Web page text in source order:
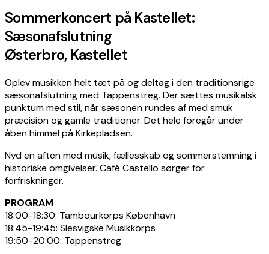
Sommerkoncert på Kastellet:
Sæsonafslutning
Østerbro, Kastellet
Oplev musikken helt tæt på og deltag i den traditionsrige
sæsonafslutning med Tappenstreg. Der sættes musikalsk
punktum med stil, når sæsonen rundes af med smuk
præcision og gamle traditioner. Det hele foregår under
åben himmel på Kirkepladsen.
Nyd en aften med musik, fællesskab og sommerstemning i
historiske omgivelser. Café Castello sørger for
forfriskninger.
PROGRAM
18:00-18:30: Tambourkorps København
18:45-19:45: Slesvigske Musikkorps
19:50-20:00: Tappenstreg